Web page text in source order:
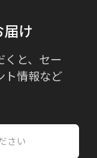
け
くと、セー
ト情報など